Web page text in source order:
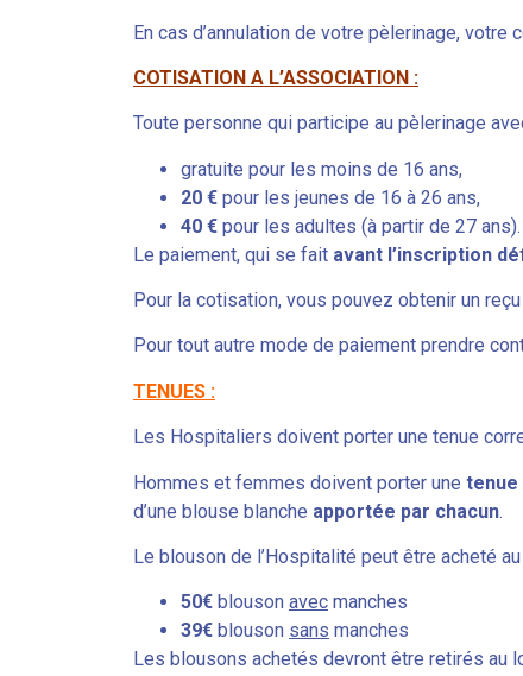
En cas d’annulation de votre pèlerinage, votre
COTISATION A L’ASSOCIATION :
Toute personne qui participe au pèlerinage
gratuite pour les moins de 16 ans,
20 € pour les jeunes de 16 à 26 ans,
40 € pour les adultes (à partir de 27 ans).
Le paiement, qui se fait avant l’inscription
Pour la cotisation, vous pouvez obtenir un
Pour tout autre mode de paiement prendre
TENUES :
Les Hospitaliers doivent porter une tenue
Hommes et femmes doivent porter une tenue
d’une blouse blanche apportée par chacun.
Le blouson de l’Hospitalité peut être acheté
50€ blouson avec manches
39€ blouson sans manches
Les blousons achetés devront être retirés au